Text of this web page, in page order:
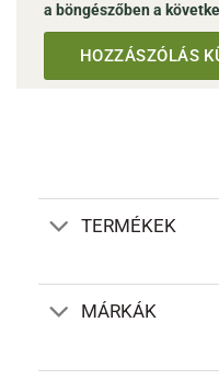
a böngészőben a
TERMÉKEK
MÁRKÁK